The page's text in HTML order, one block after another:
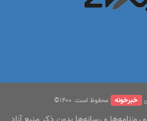
خبرخونه محفوظ است. ۱400©